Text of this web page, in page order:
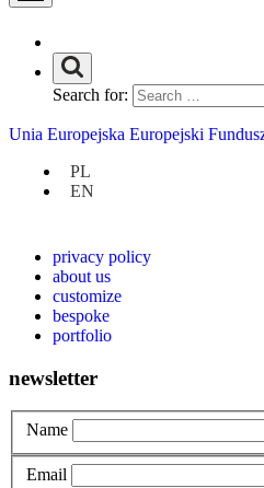
Search for:
Unia Europejska Europejski
PL
EN
Create your own
privacy policy
about us
customize
bespoke
portfolio
newsletter
Name
Email